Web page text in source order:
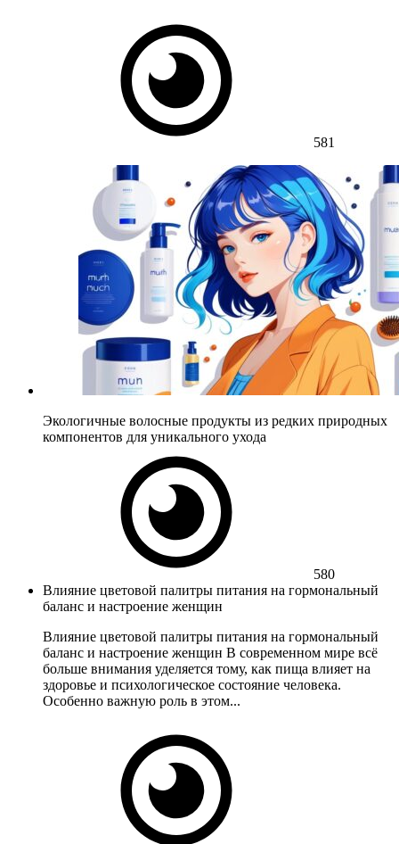
581
Экологичные волосные продукты из редких природных
компонентов для уникального ухода
580
Влияние цветовой палитры питания на гормональный
баланс и настроение женщин
Влияние цветовой палитры питания на гормональный
баланс и настроение женщин В современном мире всё
больше внимания уделяется тому, как пища влияет на
здоровье и психологическое состояние человека.
Особенно важную роль в этом...